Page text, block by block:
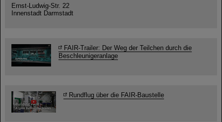
Ernst-Ludwig-Str. 22
Innenstadt Darmstadt
FAIR-Trailer: Der Weg der Teilchen durch die
Beschleunigeranlage
Rundflug über die FAIR-Baustelle